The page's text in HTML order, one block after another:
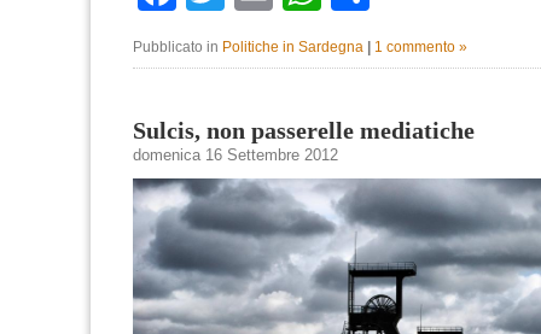
Pubblicato in Politiche in Sardegna 1 commento »
Sulcis, non passerelle mediatiche
domenica 16 Settembre 2012